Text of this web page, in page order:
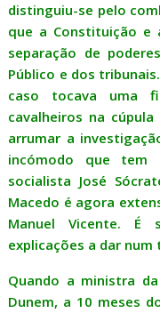
distinguiu-se pelo
que a Constituição e
separação de
Público e dos
caso tocava uma
cavalheiros na
arrumar a
incómodo que tem
socialista José
Macedo é agora
Manuel Vicente.
explicações a dar
Quando a ministra
Dunem, a 10 meses